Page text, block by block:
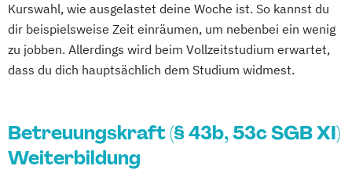
Kurswahl, wie ausgelastet deine Woche ist. So kannst du
dir beispielsweise Zeit einräumen, um nebenbei ein wenig
zu jobben. Allerdings wird beim Vollzeitstudium erwartet,
dass du dich hauptsächlich dem Studium widmest.
Betreuungskraft (§ 43b, 53c SGB XI)
Weiterbildung